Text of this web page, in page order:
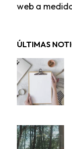
web a
ÚLTIMAS